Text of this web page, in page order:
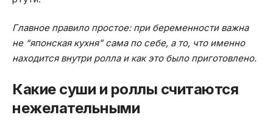
Главное правило простое: при беременности важна
не “японская кухня” сама по себе, а то, что именно
находится внутри ролла и как это было приготовлено.
Какие суши и роллы считаются
нежелательными